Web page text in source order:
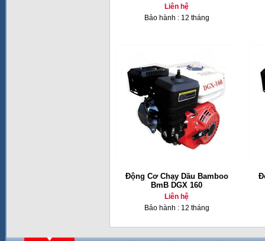
Liên hệ
Bảo hành : 12 tháng
Động Cơ Chạy Dầu Bamboo
BmB DGX 160
Liên hệ
Bảo hành : 12 tháng